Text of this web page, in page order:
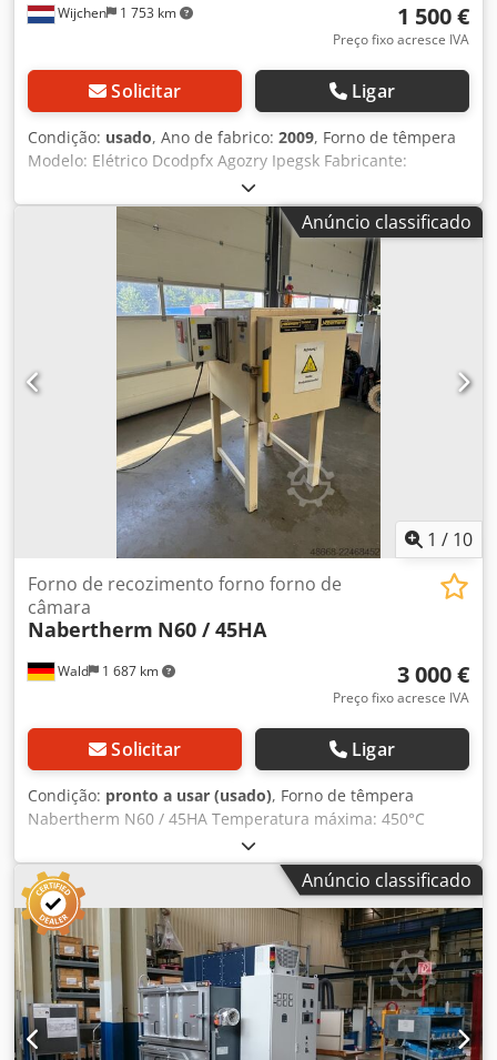
Wijchen 1 753 km 1 500 €
Preço fixo acresce IVA
Solicitar Ligar
Condição: usado, Ano de fabrico: 2009, Forno de têmpera
Modelo: Elétrico Dcodpfx Agozry Ipegsk Fabricante:
Reinhardt Tipo: E2 Ano de fabricação: 2009 Temperatura
de trabalho: 50-300 graus Volume da câmara: 0,21 m³
Dimensões da abertura: 650x650 mm Tensão: 3x400V
Motor: 0,55 kW - Ano de fabricação: 2009 - Documentação
disponível: Não - Certificado CE: Não - Potência [kW]: 0,6 -
Comprimento da câmara [mm]: 650 - Largura da câmara
[mm]: 650 - Temperatura máxima [°C]: 300 Informações
financeiras IVA: O preço indicado não inclui o IVA.
IVA/Regime de diferenciação: O IVA é dedutível para
empresas. Entrega e aceitação de equipamentos usados
sempre possível para todos os produtos da área industrial.
Lukas van Rossum
Anúncio classificado
1 / 10
Wald 1 687 km
Forno de recozimento forno forno de
câmara
Nabertherm N60 / 45HA
3 000 €
Preço fixo acresce IVA
Solicitar Ligar
Condição: pronto a usar (usado), Forno de têmpera
Nabertherm N60 / 45HA Temperatura máxima: 450°C
Volume útil: 60 litros Dimensões internas: 350 mm x 500
mm x 350 mm (L x P x A) Descrição utilizada. Teremos todo
o prazer em recebê-lo para uma visita. Podemos organizar
um serviço de transporte a um custo acessível! Emitiremos
uma fatura devidamente preenchida. Para clientes
estrangeiros, também podemos emitir uma fatura sem IVA.
Requisito: um número de identificação fiscal válido.
Reservamo-nos o direito de vender o produto antes da
confirmação da encomenda. Visite a nossa loja e consulte
as nossas outras ofertas. Dcodjzqz Nfjpfx Aggsk Os nomes
Anúncio classificado